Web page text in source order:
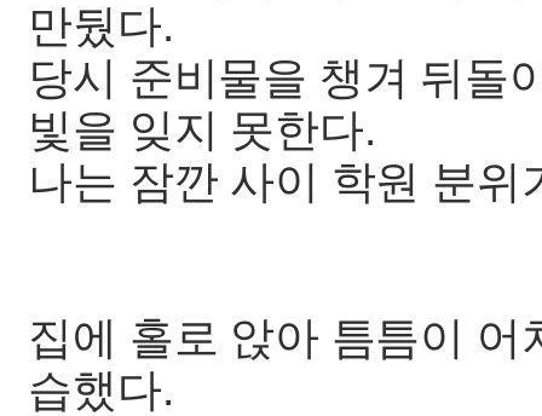
만뒀다.
당시 준비물을 챙겨 뒤돌
빛을 잊지 못한다.
나는 잠깐 사이 학원 분
집에 홀로 앉아 틈틈이
습했다.